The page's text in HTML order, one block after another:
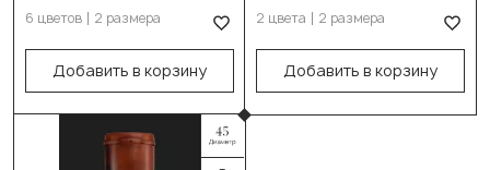
6 цветов 2 размера
Добавить в корзину
Бежевый
Выберите размер:
130см/40см/100кг
150см/40см/115кг
2 цвета 2 размера
Добавить в корзину
утяжелителей
Комплект с
утяжелителями
В корзину